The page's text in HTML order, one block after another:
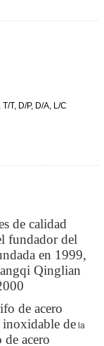
T, D/P, D/A, L/C
de calidad
fundador del
en 1999,
Qinglian
de acero
de la
de acero